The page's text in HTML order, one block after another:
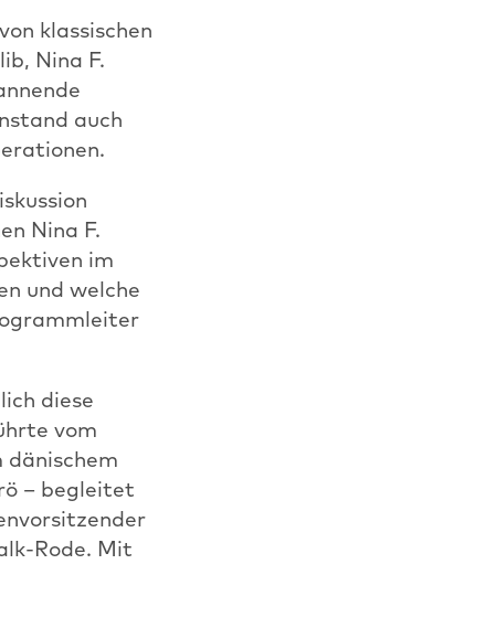
klassischen
Nina F.
auch
Nina F.
im
und welche
diese
vom
dänischem
– begleitet
Rode. Mit